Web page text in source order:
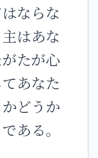
ならな
はあな
たが心
あなた
どうか
ある。